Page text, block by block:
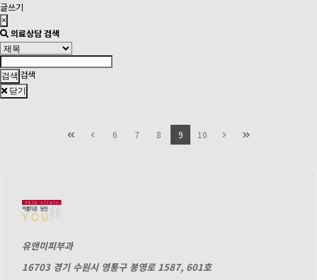
글쓰기
×
의료상담 검색
검색
닫기
6 7 8 9 10
유앤미피부과
16703 경기 수원시 영통구 봉영로 1587, 601호